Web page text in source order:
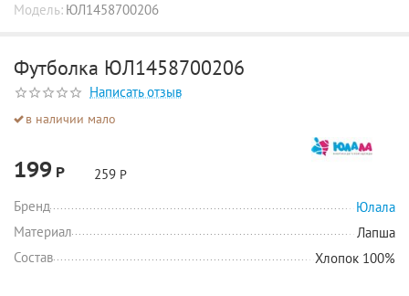
Модель: ЮЛ1458700206
Футболка ЮЛ1458700206
Написать отзыв
в наличии мало
199 Р 259 Р
Бренд
Юлала
Материал
Лапша
Состав
Хлопок 100%